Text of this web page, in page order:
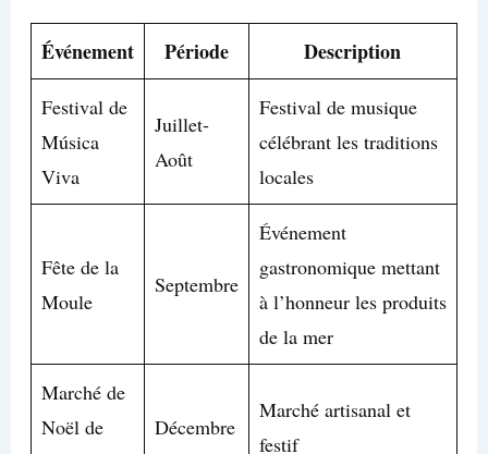
Événement Période Description
Festival de
Música
Viva
Juillet-
Août
Festival de musique
célébrant les traditions
locales
Fête de la
Moule
Septembre
Événement
gastronomique mettant
à l’honneur les produits
de la mer
Marché de
Noël de
Décembre
Marché artisanal et
festif